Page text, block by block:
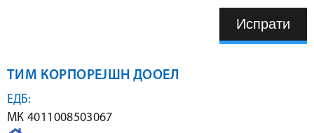
ТИМ КОРПОРЕЈШН ДООЕЛ
ЕДБ:
МК 4011008503067